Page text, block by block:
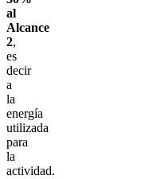
al
Alcance
2,
es
decir
a
la
energía
utilizada
para
la
actividad.